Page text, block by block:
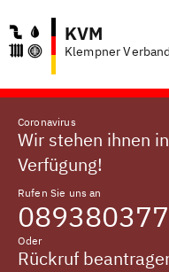
KVM
Klempner
Coronavirus
Wir stehen ihnen
Verfügung!
Rufen Sie uns an
Oder
Rückruf